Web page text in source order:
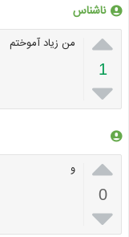
ناشناس

1

من زیاد آموختم

0

و